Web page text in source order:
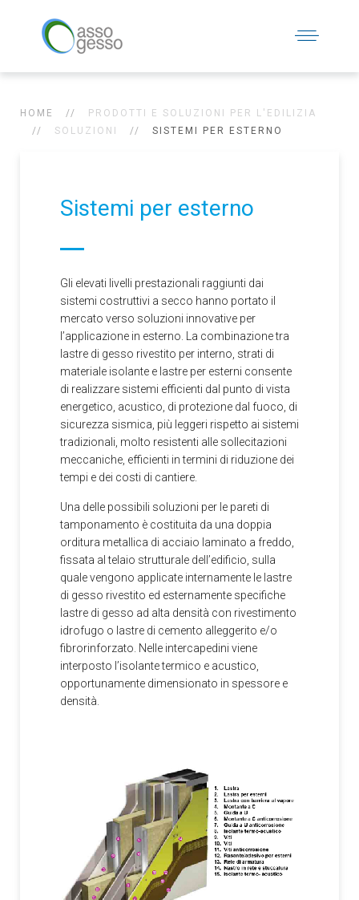
HOME
PRODOTTI E SOLUZIONI PER L'EDILIZIA
SOLUZIONI
SISTEMI PER ESTERNO
Sistemi per esterno
Gli elevati livelli prestazionali raggiunti dai
sistemi costruttivi a secco hanno portato il
mercato verso soluzioni innovative per
l’applicazione in esterno. La combinazione tra
lastre di gesso rivestito per interno, strati di
materiale isolante e lastre per esterni consente
di realizzare sistemi efficienti dal punto di vista
energetico, acustico, di protezione dal fuoco, di
sicurezza sismica, più leggeri rispetto ai sistemi
tradizionali, molto resistenti alle sollecitazioni
meccaniche, efficienti in termini di riduzione dei
tempi e dei costi di cantiere.
Una delle possibili soluzioni per le pareti di
tamponamento è costituita da una doppia
orditura metallica di acciaio laminato a freddo,
fissata al telaio strutturale dell’edificio, sulla
quale vengono applicate internamente le lastre
di gesso rivestito ed esternamente specifiche
lastre di gesso ad alta densità con rivestimento
idrofugo o lastre di cemento alleggerito e/o
fibrorinforzato. Nelle intercapedini viene
interposto l’isolante termico e acustico,
opportunamente dimensionato in spessore e
densità.